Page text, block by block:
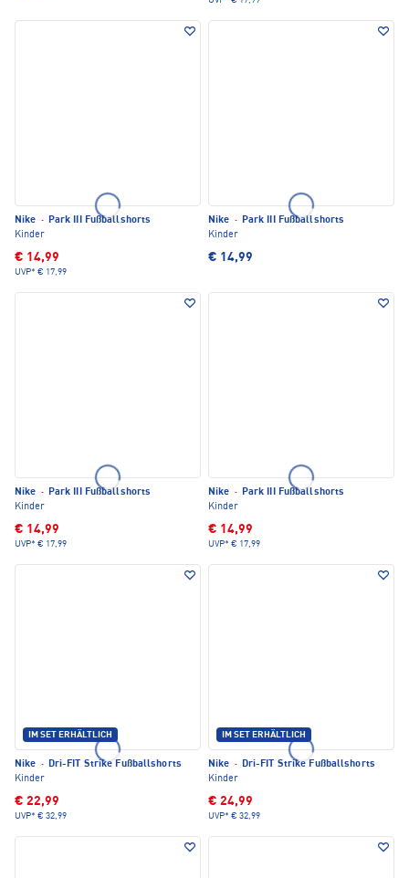
Nike · Park III Fußballshorts
Kinder
€ 14,99
UVP* € 17,99
Nike · Park III Fußballshorts
Kinder
€ 14,99
Nike · Park III Fußballshorts
Kinder
€ 14,99
UVP* € 17,99
Nike · Park III Fußballshorts
Kinder
€ 14,99
UVP* € 17,99
IM SET ERHÄLTLICH
Nike · Dri-FIT Strike Fußballshorts
Kinder
€ 22,99
UVP* € 32,99
IM SET ERHÄLTLICH
Nike · Dri-FIT Strike Fußballshorts
Kinder
€ 24,99
UVP* € 32,99